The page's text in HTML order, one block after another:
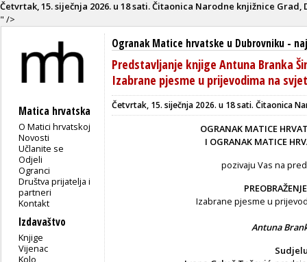
Četvrtak, 15. siječnja 2026. u 18 sati.Čitaonica Narodne knjižnice Grad,
" />
Matica hrvatska
O Matici hrvatskoj
Novosti
Učlanite se
Odjeli
Ogranci
Društva prijatelja i
partneri
Kontakt
Izdavaštvo
Knjige
Vijenac
Kolo
Ogranak Matice hrvatske u Dubrovniku -
Predstavljanje knjige Antuna Branka
Izabrane pjesme u prijevodima na
Četvrtak, 15. siječnja 2026. u 18 sati. Čitaonica
OGRANAK MATICE
I OGRANAK MATICE
pozivaju Vas na
Izabrane pjesme u
Antuna